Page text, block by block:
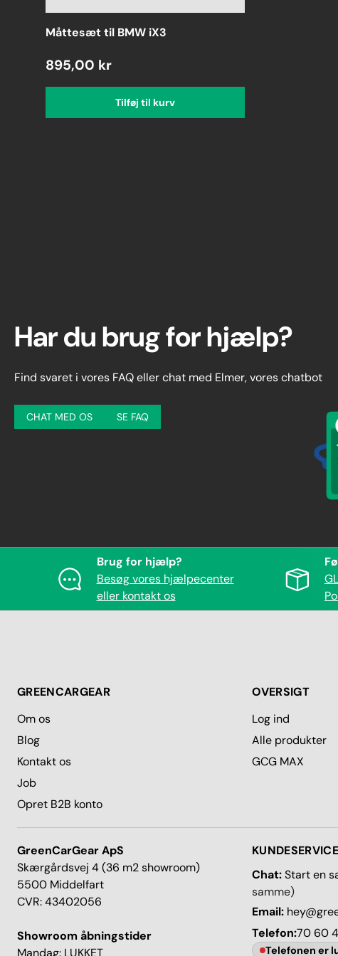
Måttesæt til BMW iX3
895,00 kr
Tilføj til kurv
Har du brug for hjælp?
Find svaret i vores FAQ eller chat med Elmer, vores chatbot
CHAT MED OS SE FAQ
Brug for hjælp?
Besøg vores hjælpecenter
eller kontakt os
GREENCARGEAR
Om os
Blog
Kontakt os
Job
Opret B2B konto
OVERSIGT
Log ind
Alle produkter
GCG MAX
GreenCarGear ApS
Skærgårdsvej 4 (36 m2 showroom)
5500 Middelfart
CVR: 43402056
Showroom åbningstider
KUNDESERVICE
Chat:Start en
samme)
Email:
Telefon:70 60
Telefonen er